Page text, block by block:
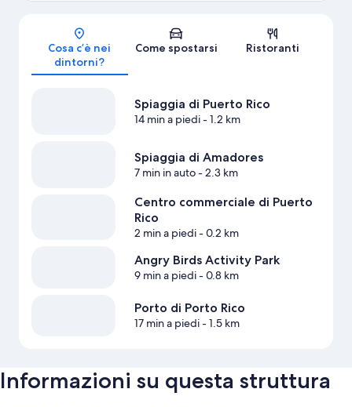
Mappa
Cosa c’è nei
dintorni?
Come spostarsi Ristoranti
Spiaggia di Puerto Rico
14 min a piedi- 1.2 km
Spiaggia di Amadores
7 min in auto- 2.3 km
Centro commerciale di Puerto
Rico
2 min a piedi- 0.2 km
Angry Birds Activity Park
9 min a piedi- 0.8 km
Porto di Porto Rico
17 min a piedi- 1.5 km
Informazioni su questa struttura